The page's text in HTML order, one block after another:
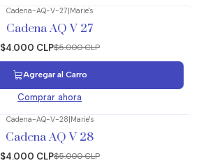
Cadena-AQ-V-27|Marie's
Cadena AQ V 27
$4.000 CLP$5.000 CLP
Agregar al Carro
Comprar ahora
Cadena-AQ-V-28|Marie's
Cadena AQ V 28
$4.000 CLP$5.000 CLP